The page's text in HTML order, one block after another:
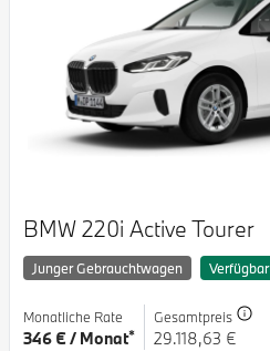
BMW 220i Active Tourer
Junger Gebrauchtwagen Verfügbar
Monatliche Rate
346 € / Monat*
Gesamtpreis
29.118,63 €